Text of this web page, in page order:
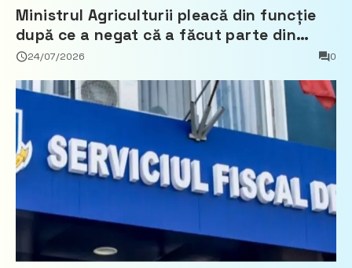
Ministrul Agriculturii pleacă din funcție
după ce a negat că a făcut parte din
Partidul Democrat
24/07/2026 0